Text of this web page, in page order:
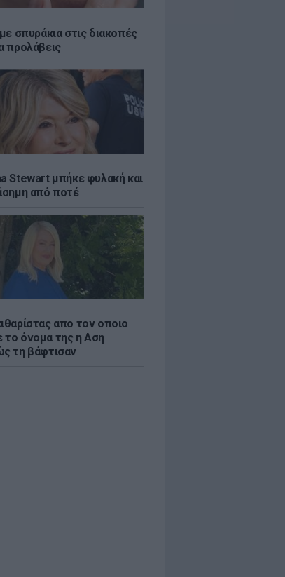
σπυράκια στις διακοπές
προλάβεις
Stewart μπήκε φυλακή και
από ποτέ
απο τον οποιο
το όνομα της η Αση
τη βάφτισαν